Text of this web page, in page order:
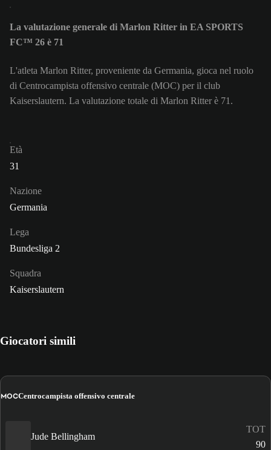
La valutazione generale di Marlon Ritter in EA SPORTS
FC™ 26 è 71
L'atleta Marlon Ritter, proveniente da Germania, gioca nel ruolo
di Centrocampista offensivo centrale (MOC) per il club
Kaiserslautern. La valutazione totale di Marlon Ritter è 71.
Età
31
Nazione
Germania
Lega
Bundesliga 2
Squadra
Kaiserslautern
Giocatori simili
MOCCentrocampista offensivo centrale
Jude Bellingham
TOT
90